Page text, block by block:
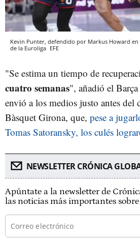
Kevin Punter, defendido por Markus Howard en
de la Euroliga EFE
"Se estima un tiempo de
cuatro semanas", añadió el
envió a los medios justo antes del
Bàsquet Girona, que, pese a
Tomas Satoransky, los culés
NEWSLETTER CRÓNICA
Apúntate a la newsletter de
las noticias más importantes